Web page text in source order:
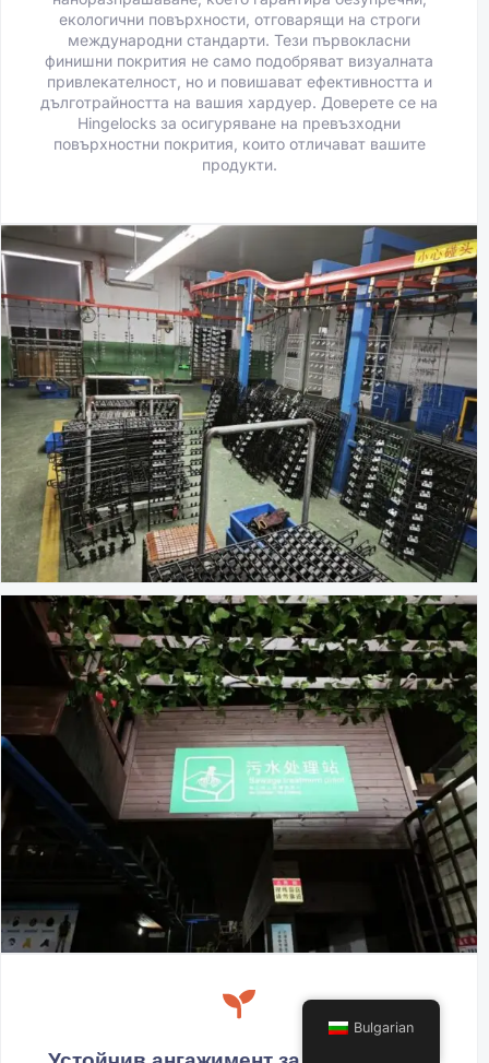
екологични повърхности, отговарящи на строги
международни стандарти. Тези първокласни
финишни покрития не само подобряват визуалната
привлекателност, но и повишават ефективността и
дълготрайността на вашия хардуер. Доверете се на
Hingelocks за осигуряване на превъзходни
повърхностни покрития, които отличават вашите
продукти.
Bulgarian